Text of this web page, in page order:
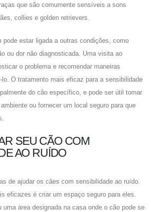
que são comumente sensíveis a sons
collies e golden retrievers.
pode estar ligada a outras condições, como
ou dor não diagnosticada. Uma visita ao
o problema e recomendar maneiras
lo. O tratamento mais eficaz para a sensibilidade
do cão específico, e pode ser útil tomar
ou fornecer um local seguro para que
SEU CÃO COM
AO RUÍDO
de ajudar os cães com sensibilidade ao ruído.
eficazes é criar um espaço seguro para eles.
uma área designada na casa onde o cão pode se